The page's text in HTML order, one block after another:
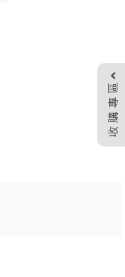
收購專區